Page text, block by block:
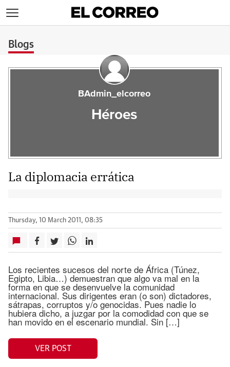
Blogs
BAdmin_elcorreo
Héroes
La diplomacia errática
Thursday, 10 March 2011, 08:35
Los recientes sucesos del norte de África (Túnez,
Egipto, Libia…) demuestran que algo va mal en la
forma en que se desenvuelve la comunidad
internacional. Sus dirigentes eran (o son) dictadores,
sátrapas, corruptos y/o genocidas. Pues nadie lo
hubiera dicho, a juzgar por la comodidad con que se
han movido en el escenario mundial. Sin […]
VER POST